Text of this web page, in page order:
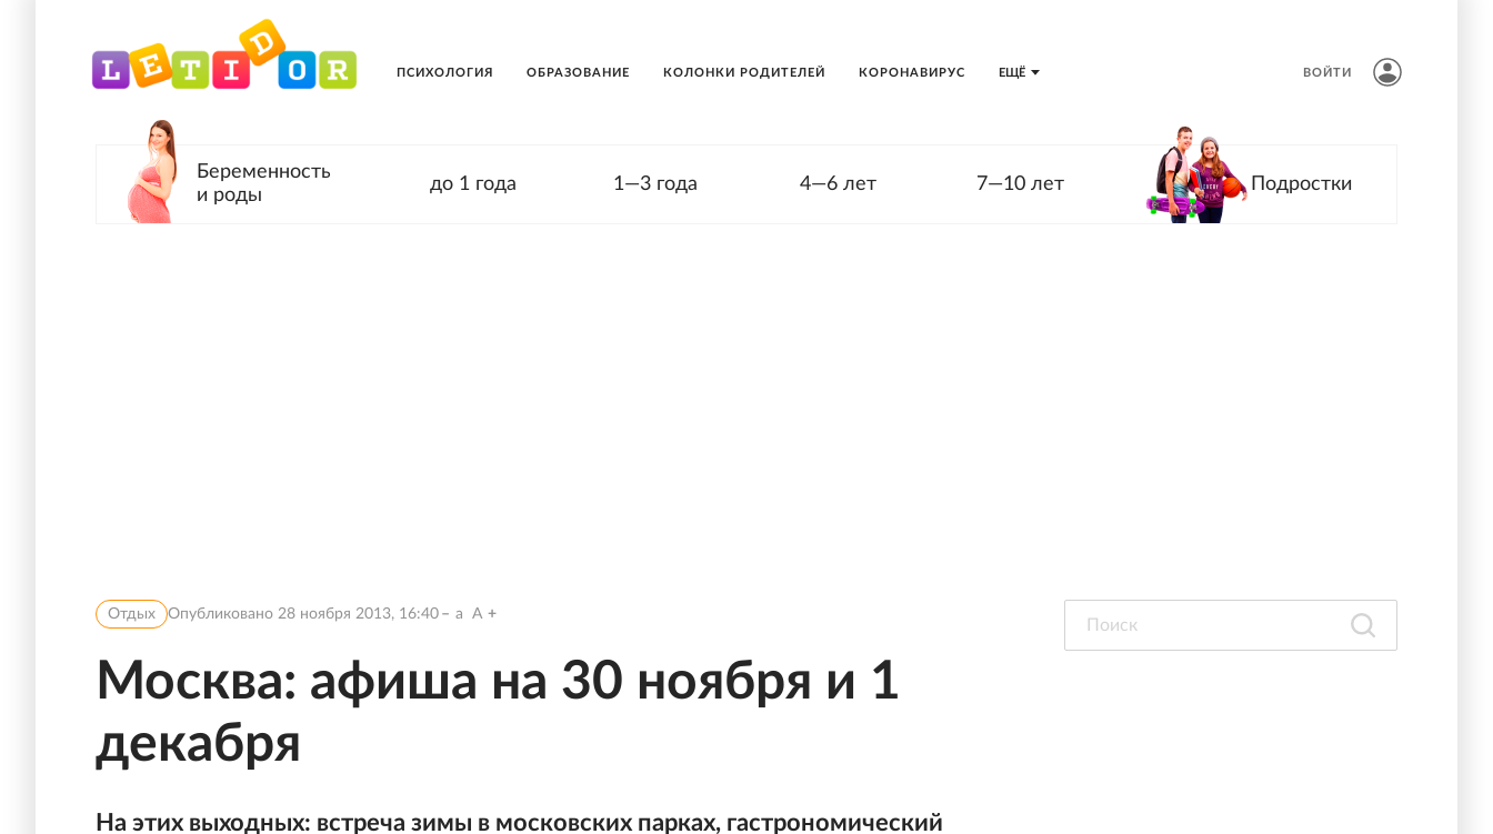
ЕЩЁ
ПСИХОЛОГИЯ ОБРАЗОВАНИЕ КОЛОНКИ РОДИТЕЛЕЙ КОРОНАВИРУС ВОЙТИ
Беременность
и роды
до 1 года 1—3 года 4—6 лет 7—10 лет Подростки
Отдых Опубликовано 28 ноября 2013, 16:40 a A
Москва: афиша на 30 ноября и 1
декабря
На этих выходных: встреча зимы в московских парках, гастрономический